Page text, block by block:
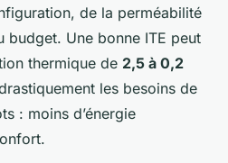
de la perméabilité
budget. Une bonne ITE peut
thermique de 2,5 à 0,2
les besoins de
: moins d’énergie